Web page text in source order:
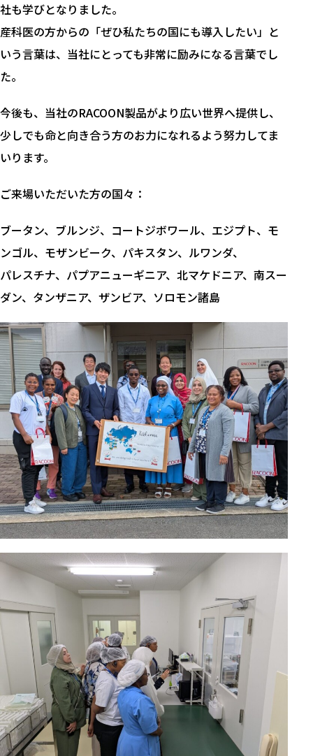
社も学びとなりました。
産科医の方からの「ぜひ私たちの国にも導入したい」と
いう言葉は、当社にとっても非常に励みになる言葉でし
た。
今後も、当社のRACOON製品がより広い世界へ提供し、
少しでも命と向き合う方のお力になれるよう努力してま
いります。
ご来場いただいた方の国々：
ブータン、ブルンジ、コートジボワール、エジプト、モ
ンゴル、モザンビーク、パキスタン、ルワンダ、
パレスチナ、パプアニューギニア、北マケドニア、南スー
ダン、タンザニア、ザンビア、ソロモン諸島